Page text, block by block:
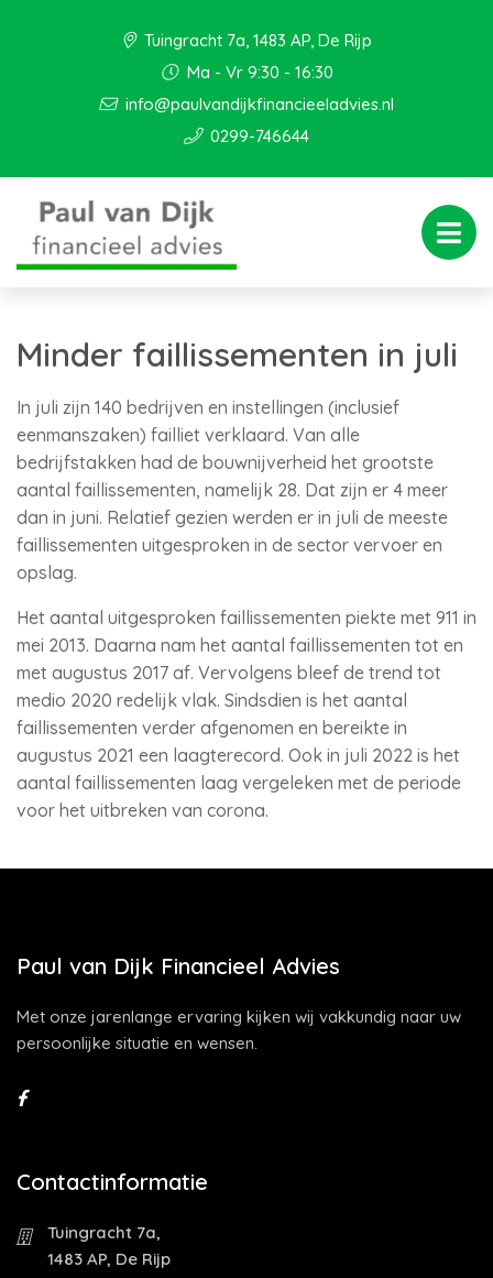
Tuingracht 7a, 1483 AP, De Rijp
Ma - Vr 9:30 - 16:30
info@paulvandijkfinancieeladvies.nl
0299-746644
Minder faillissementen in juli
In juli zijn 140 bedrijven en instellingen (inclusief
eenmanszaken) failliet verklaard. Van alle
bedrijfstakken had de bouwnijverheid het grootste
aantal faillissementen, namelijk 28. Dat zijn er 4 meer
dan in juni. Relatief gezien werden er in juli de meeste
faillissementen uitgesproken in de sector vervoer en
opslag.
Het aantal uitgesproken faillissementen piekte met 911 in
mei 2013. Daarna nam het aantal faillissementen tot en
met augustus 2017 af. Vervolgens bleef de trend tot
medio 2020 redelijk vlak. Sindsdien is het aantal
faillissementen verder afgenomen en bereikte in
augustus 2021 een laagterecord. Ook in juli 2022 is het
aantal faillissementen laag vergeleken met de periode
voor het uitbreken van corona.
Paul van Dijk Financieel Advies
Met onze jarenlange ervaring kijken wij vakkundig naar uw
persoonlijke situatie en wensen.
Contactinformatie
Tuingracht 7a,
1483 AP, De Rijp